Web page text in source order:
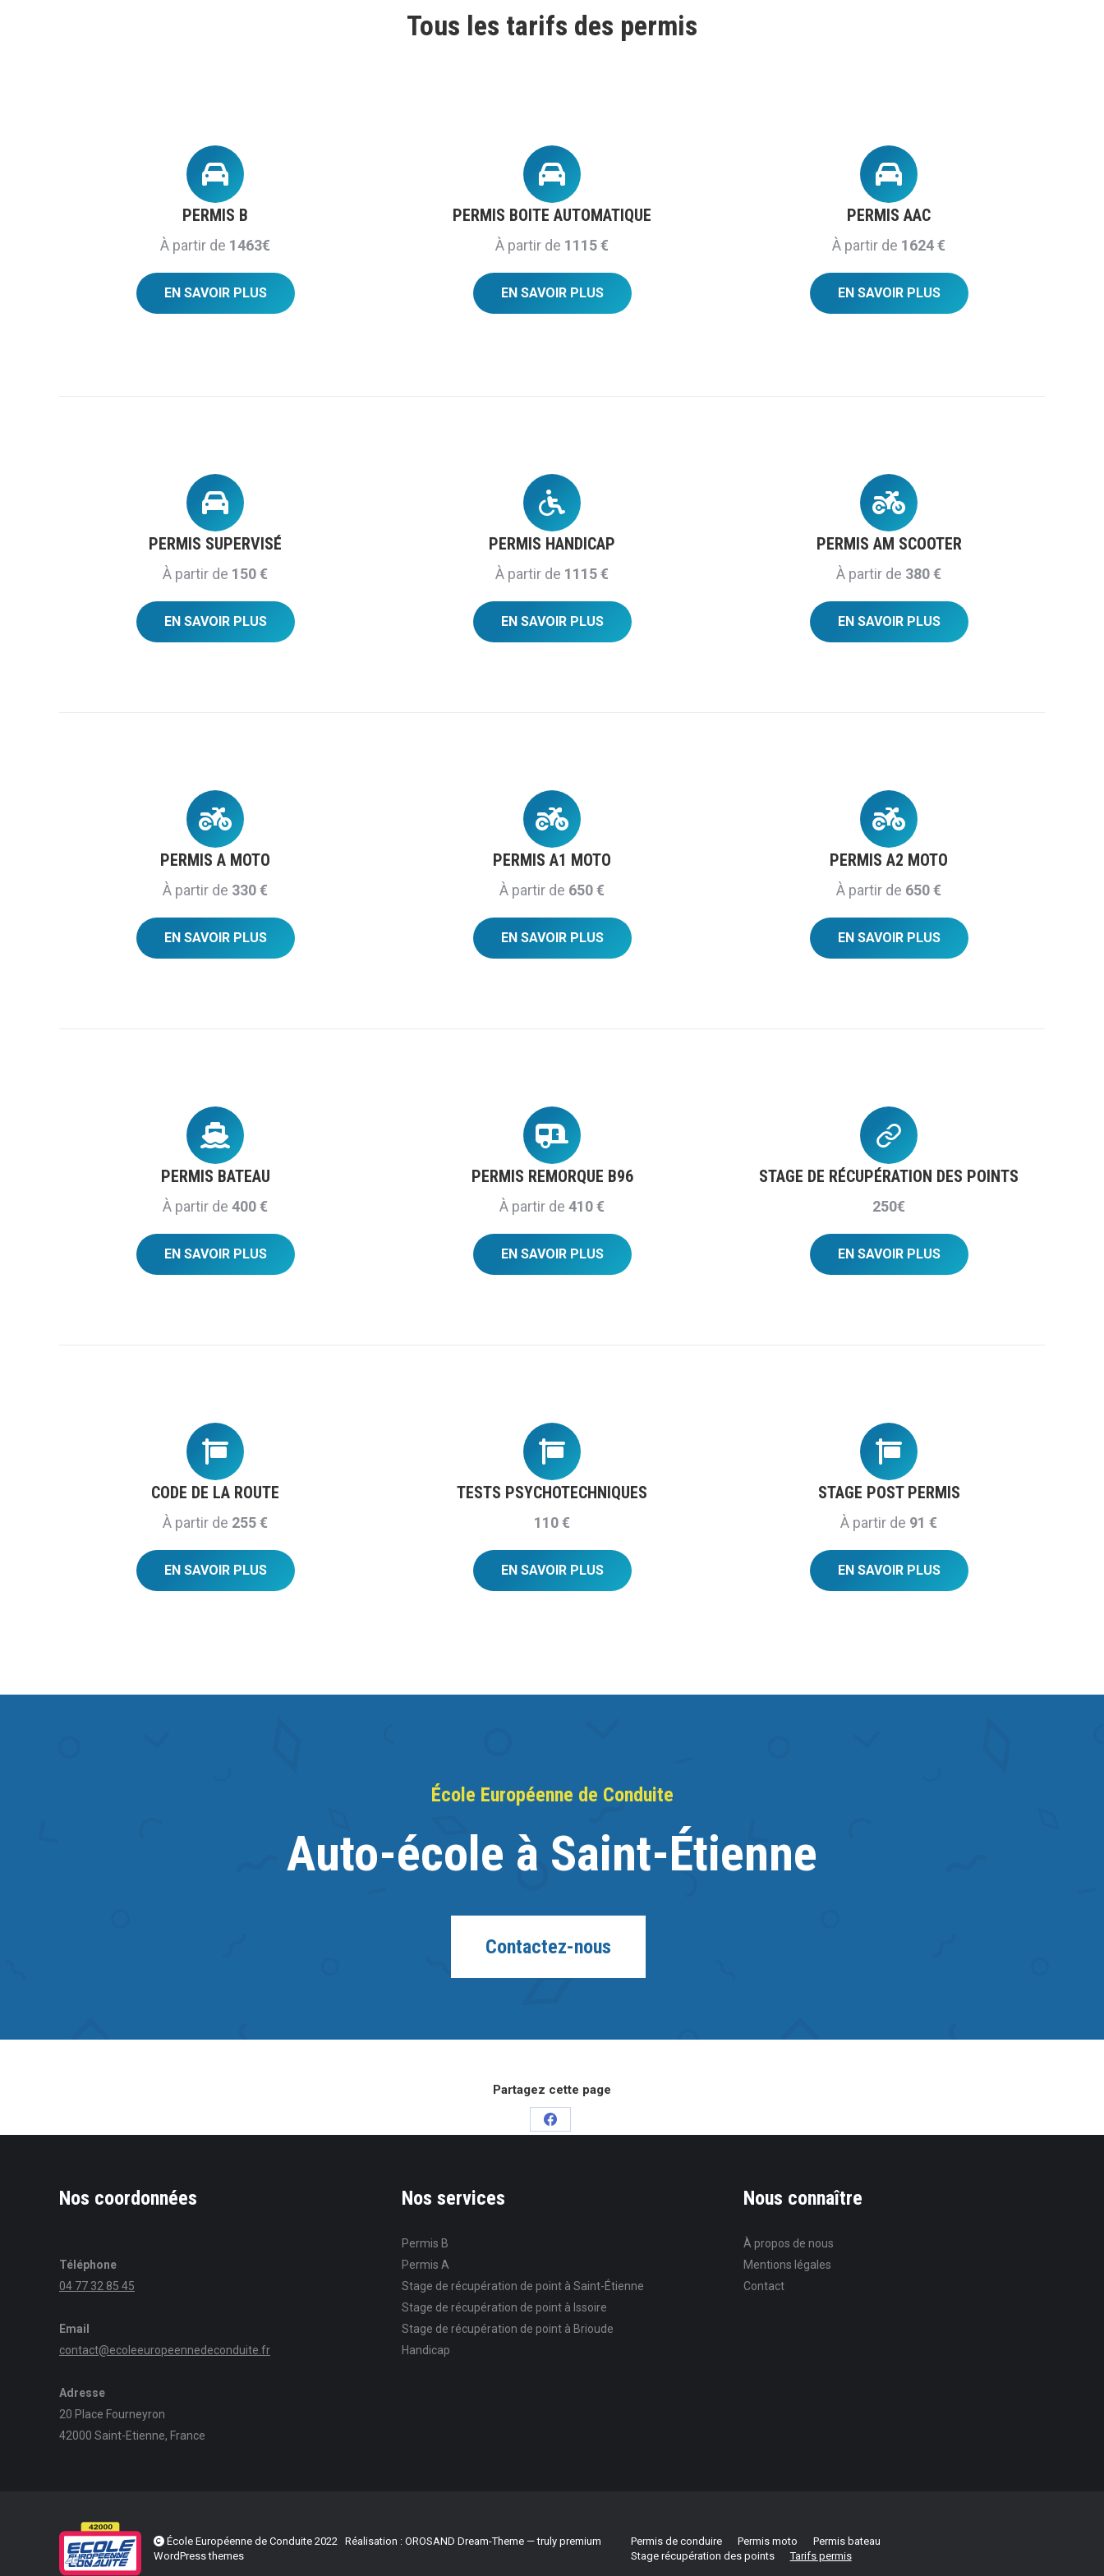
Tous les tarifs des permis
PERMIS B
À partir de 1463€
EN SAVOIR PLUS
PERMIS BOITE AUTOMATIQUE
À partir de 1115 €
EN SAVOIR PLUS
PERMIS AAC
À partir de 1624 €
EN SAVOIR PLUS
PERMIS SUPERVISÉ
À partir de 150 €
EN SAVOIR PLUS
PERMIS HANDICAP
À partir de 1115 €
EN SAVOIR PLUS
PERMIS AM SCOOTER
À partir de 380 €
EN SAVOIR PLUS
PERMIS A MOTO
À partir de 330 €
EN SAVOIR PLUS
PERMIS A1 MOTO
À partir de 650€
EN SAVOIR PLUS
PERMIS A2 MOTO
À partir de 650 €
EN SAVOIR PLUS
PERMIS BATEAU
À partir de 400 €
EN SAVOIR PLUS
PERMIS REMORQUE B96
À partir de 410 €
EN SAVOIR PLUS
STAGE DE RÉCUPÉRATION DES POINTS
250€
EN SAVOIR PLUS
CODE DE LA ROUTE
À partir de 255 €
EN SAVOIR PLUS
TESTS PSYCHOTECHNIQUES
110 €
EN SAVOIR PLUS
STAGE POST PERMIS
À partir de 91 €
EN SAVOIR PLUS
École Européenne de Conduite
Auto-école à Saint-Étienne
Contactez-nous
Partagez cette page
Partager
Nos coordonnées
Téléphone
04 77 32 85 45
Email
contact@ecoleeuropeennedeconduite.fr
Adresse
20 Place Fourneyron
42000 Saint-Etienne, France
Nos services
Permis B
Permis A
Stage de récupération de point à Saint-Étienne
Stage de récupération de point à Issoire
Stage de récupération de point à Brioude
Handicap
Nous connaître
À propos de nous
Mentions légales
Contact
École Européenne de Conduite 2022 Réalisation : OROSAND Dream-Theme — truly premium
WordPress themes
Permis de conduire Permis moto
Permis bateau
Stage récupération des points
Tarifs permis